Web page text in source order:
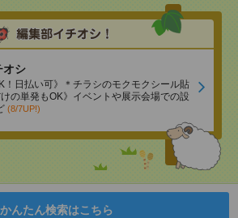
オシ
！日払い可》＊チラシのモクモクシール貼
の単発もOK》イベントや展示会場での設
(8/7UP!)
かんたん検索はこちら